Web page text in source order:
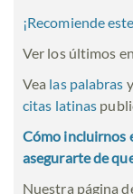
¡Recomiende
Ver los últimos
Vea las palabras
citas latinas
Cómo incluirnos
asegurarte de
Nuestra página